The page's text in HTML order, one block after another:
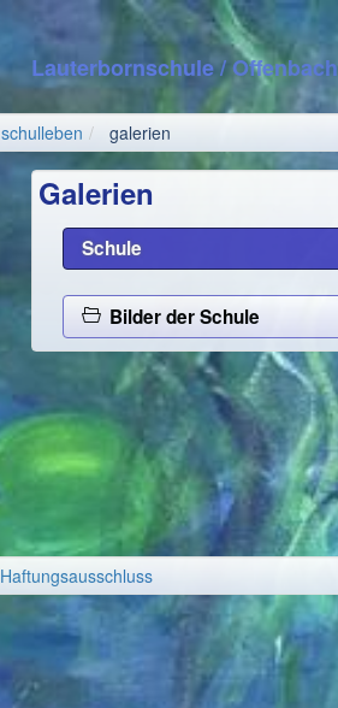
Lauterbornschule/ Offenbach
schulleben galerien
Galerien
Schule
Bilder der Schule
Haftungsausschluss